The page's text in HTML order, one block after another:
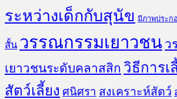
ระหว่างเด็กกับสุนัข มีภาพประก
สั้น วรรณกรรมเยาวชน ว
เยาวชนระดับคลาสสิก วิธีการเ
สัตว์เลี้ยง ศนิศรา สงเคราะห์สัตว์